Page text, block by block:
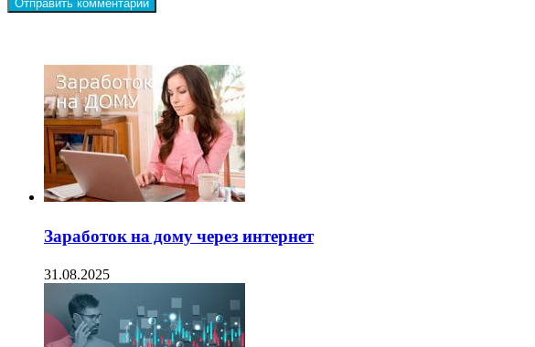
Заработок на дому через интернет
31.08.2025